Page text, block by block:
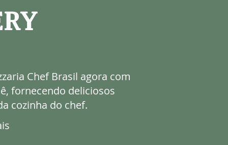
Chef Brasil agora com
fornecendo deliciosos
cozinha do chef.